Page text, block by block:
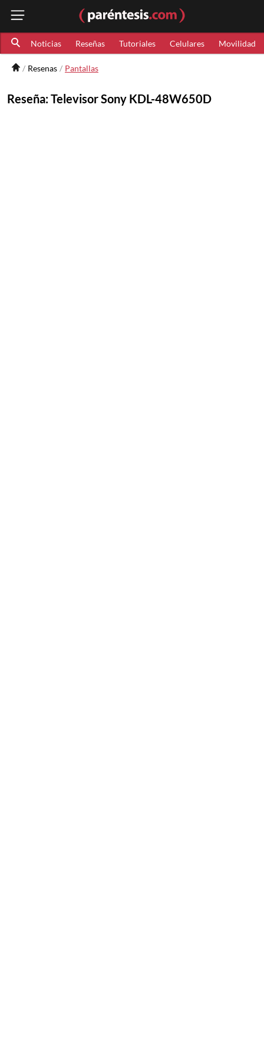
Noticias Reseñas Tutoriales Celulares Movilidad
Resenas Pantallas
Reseña: Televisor Sony KDL-48W650D